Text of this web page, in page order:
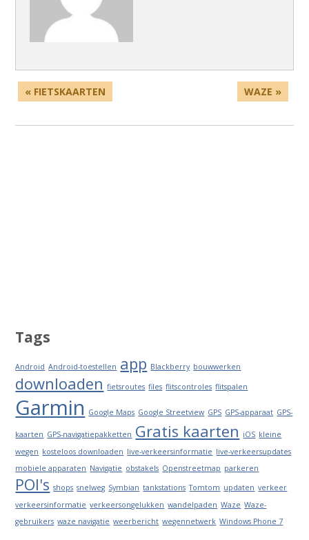
« FIETSKAARTEN WAZE »
Tags
Android Android-toestellen app Blackberry bouwwerken
downloaden fietsroutes files flitscontroles flitspalen
Garmin Google Maps Google Streetview GPS GPS-apparaat GPS-
kaarten GPS-navigatiepakketten Gratis kaarten iOS kleine
wegen kosteloos downloaden live-verkeersinformatie live-verkeersupdates
mobiele apparaten Navigatie obstakels Openstreetmap parkeren
POI's shops snelweg Symbian tankstations Tomtom updaten verkeer
verkeersinformatie verkeersongelukken wandelpaden Waze Waze-
gebruikers waze navigatie weerbericht wegennetwerk Windows Phone 7